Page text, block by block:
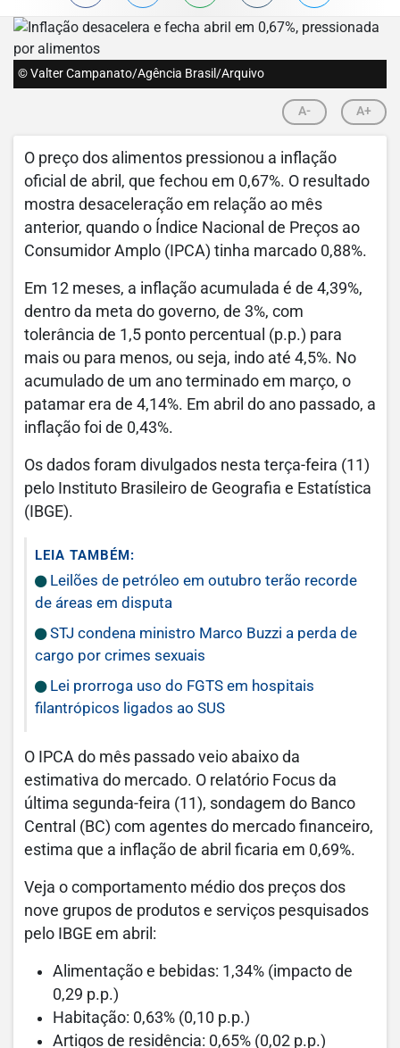
© Valter Campanato/Agência Brasil/Arquivo
A- A+
O preço dos alimentos pressionou a inflação
oficial de abril, que fechou em 0,67%. O resultado
mostra desaceleração em relação ao mês
anterior, quando o Índice Nacional de Preços ao
Consumidor Amplo (IPCA) tinha marcado 0,88%.
Em 12 meses, a inflação acumulada é de 4,39%,
dentro da meta do governo, de 3%, com
tolerância de 1,5 ponto percentual (p.p.) para
mais ou para menos, ou seja, indo até 4,5%. No
acumulado de um ano terminado em março, o
patamar era de 4,14%. Em abril do ano passado, a
inflação foi de 0,43%.
Os dados foram divulgados nesta terça-feira (11)
pelo Instituto Brasileiro de Geografia e Estatística
(IBGE).
LEIA TAMBÉM:
Leilões de petróleo em outubro terão recorde
de áreas em disputa
STJ condena ministro Marco Buzzi a perda de
cargo por crimes sexuais
Lei prorroga uso do FGTS em hospitais
filantrópicos ligados ao SUS
O IPCA do mês passado veio abaixo da
estimativa do mercado. O relatório Focus da
última segunda-feira (11), sondagem do Banco
Central (BC) com agentes do mercado financeiro,
estima que a inflação de abril ficaria em 0,69%.
Veja o comportamento médio dos preços dos
nove grupos de produtos e serviços pesquisados
pelo IBGE em abril:
Alimentação e bebidas: 1,34% (impacto de
0,29 p.p.)
Habitação: 0,63% (0,10 p.p.)
Artigos de residência: 0,65% (0,02 p.p.)